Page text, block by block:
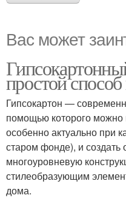
Вас может
простой
Гипсокартон —
помощью которого можно
особенно актуально при
старом фонде), и создать
многоуровневую
стилеобразующим
дома.